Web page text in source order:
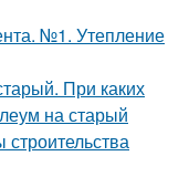
№1. Утепление
При каких
на старый